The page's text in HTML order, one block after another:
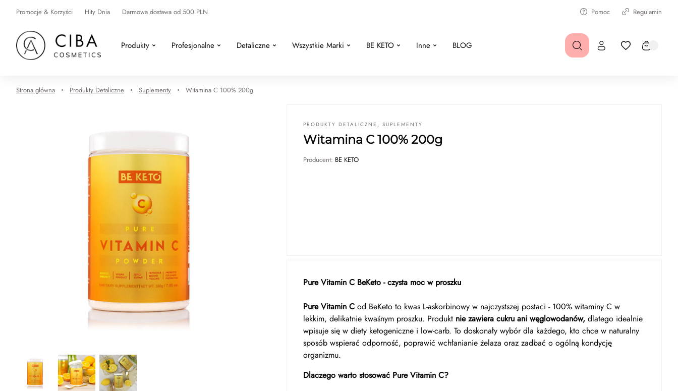
Promocje & Korzyści Hity Dnia Darmowa dostawa od 500 PLN Pomoc Regulamin
Produkty Profesjonalne Detaliczne Wszystkie Marki BE KETO Inne BLOG
Strona główna Produkty Detaliczne Suplementy Witamina C 100% 200g
PRODUKTY DETALICZNE , SUPLEMENTY
Witamina C 100% 200g
Producent: BE KETO
Pure Vitamin C BeKeto - czysta moc w proszku
Pure Vitamin C od BeKeto to kwas L-askorbinowy w najczystszej postaci - 100% witaminy C w
lekkim, delikatnie kwaśnym proszku. Produkt nie zawiera cukru ani węglowodanów, dlatego idealnie
wpisuje się w diety ketogeniczne i low-carb. To doskonały wybór dla każdego, kto chce w naturalny
sposób wspierać odporność, poprawić wchłanianie żelaza oraz zadbać o ogólną kondycję
organizmu.
Dlaczego warto stosować Pure Vitamin C?